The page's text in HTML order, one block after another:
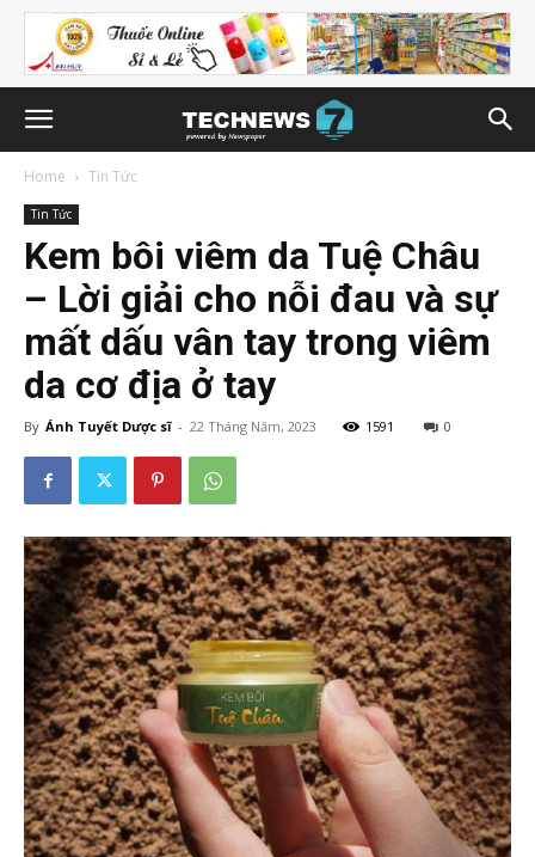
Home Tin Tức
Tin Tức
Kem bôi viêm da Tuệ Châu
– Lời giải cho nỗi đau và sự
mất dấu vân tay trong viêm
da cơ địa ở tay
By Ánh Tuyết Dược sĩ - 22 Tháng Năm, 2023 1591 0